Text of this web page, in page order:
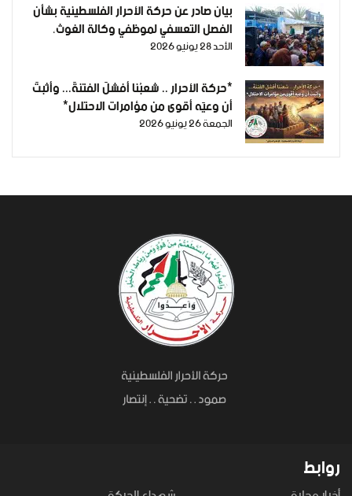
بيان صادر عن حركة الأحرار الفلسطينية بشأن
الفصل التعسفي لموظفي وكالة الغوث،
وإعلان التضامن مع اعتصامهم المشروع
الأحد 28 يونيو 2026
*حركة الأحرار .. شعبُنا أفشلَ الفتنةَ... وأثبتَ
أن وعيَه أقوى من مؤامرات الاحتلال*
الجمعة 26 يونيو 2026
روابط